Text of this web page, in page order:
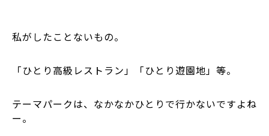
私がしたことないもの。
「ひとり高級レストラン」「ひとり遊園地」等。
テーマパークは、なかなかひとりで行かないですよね
ー。